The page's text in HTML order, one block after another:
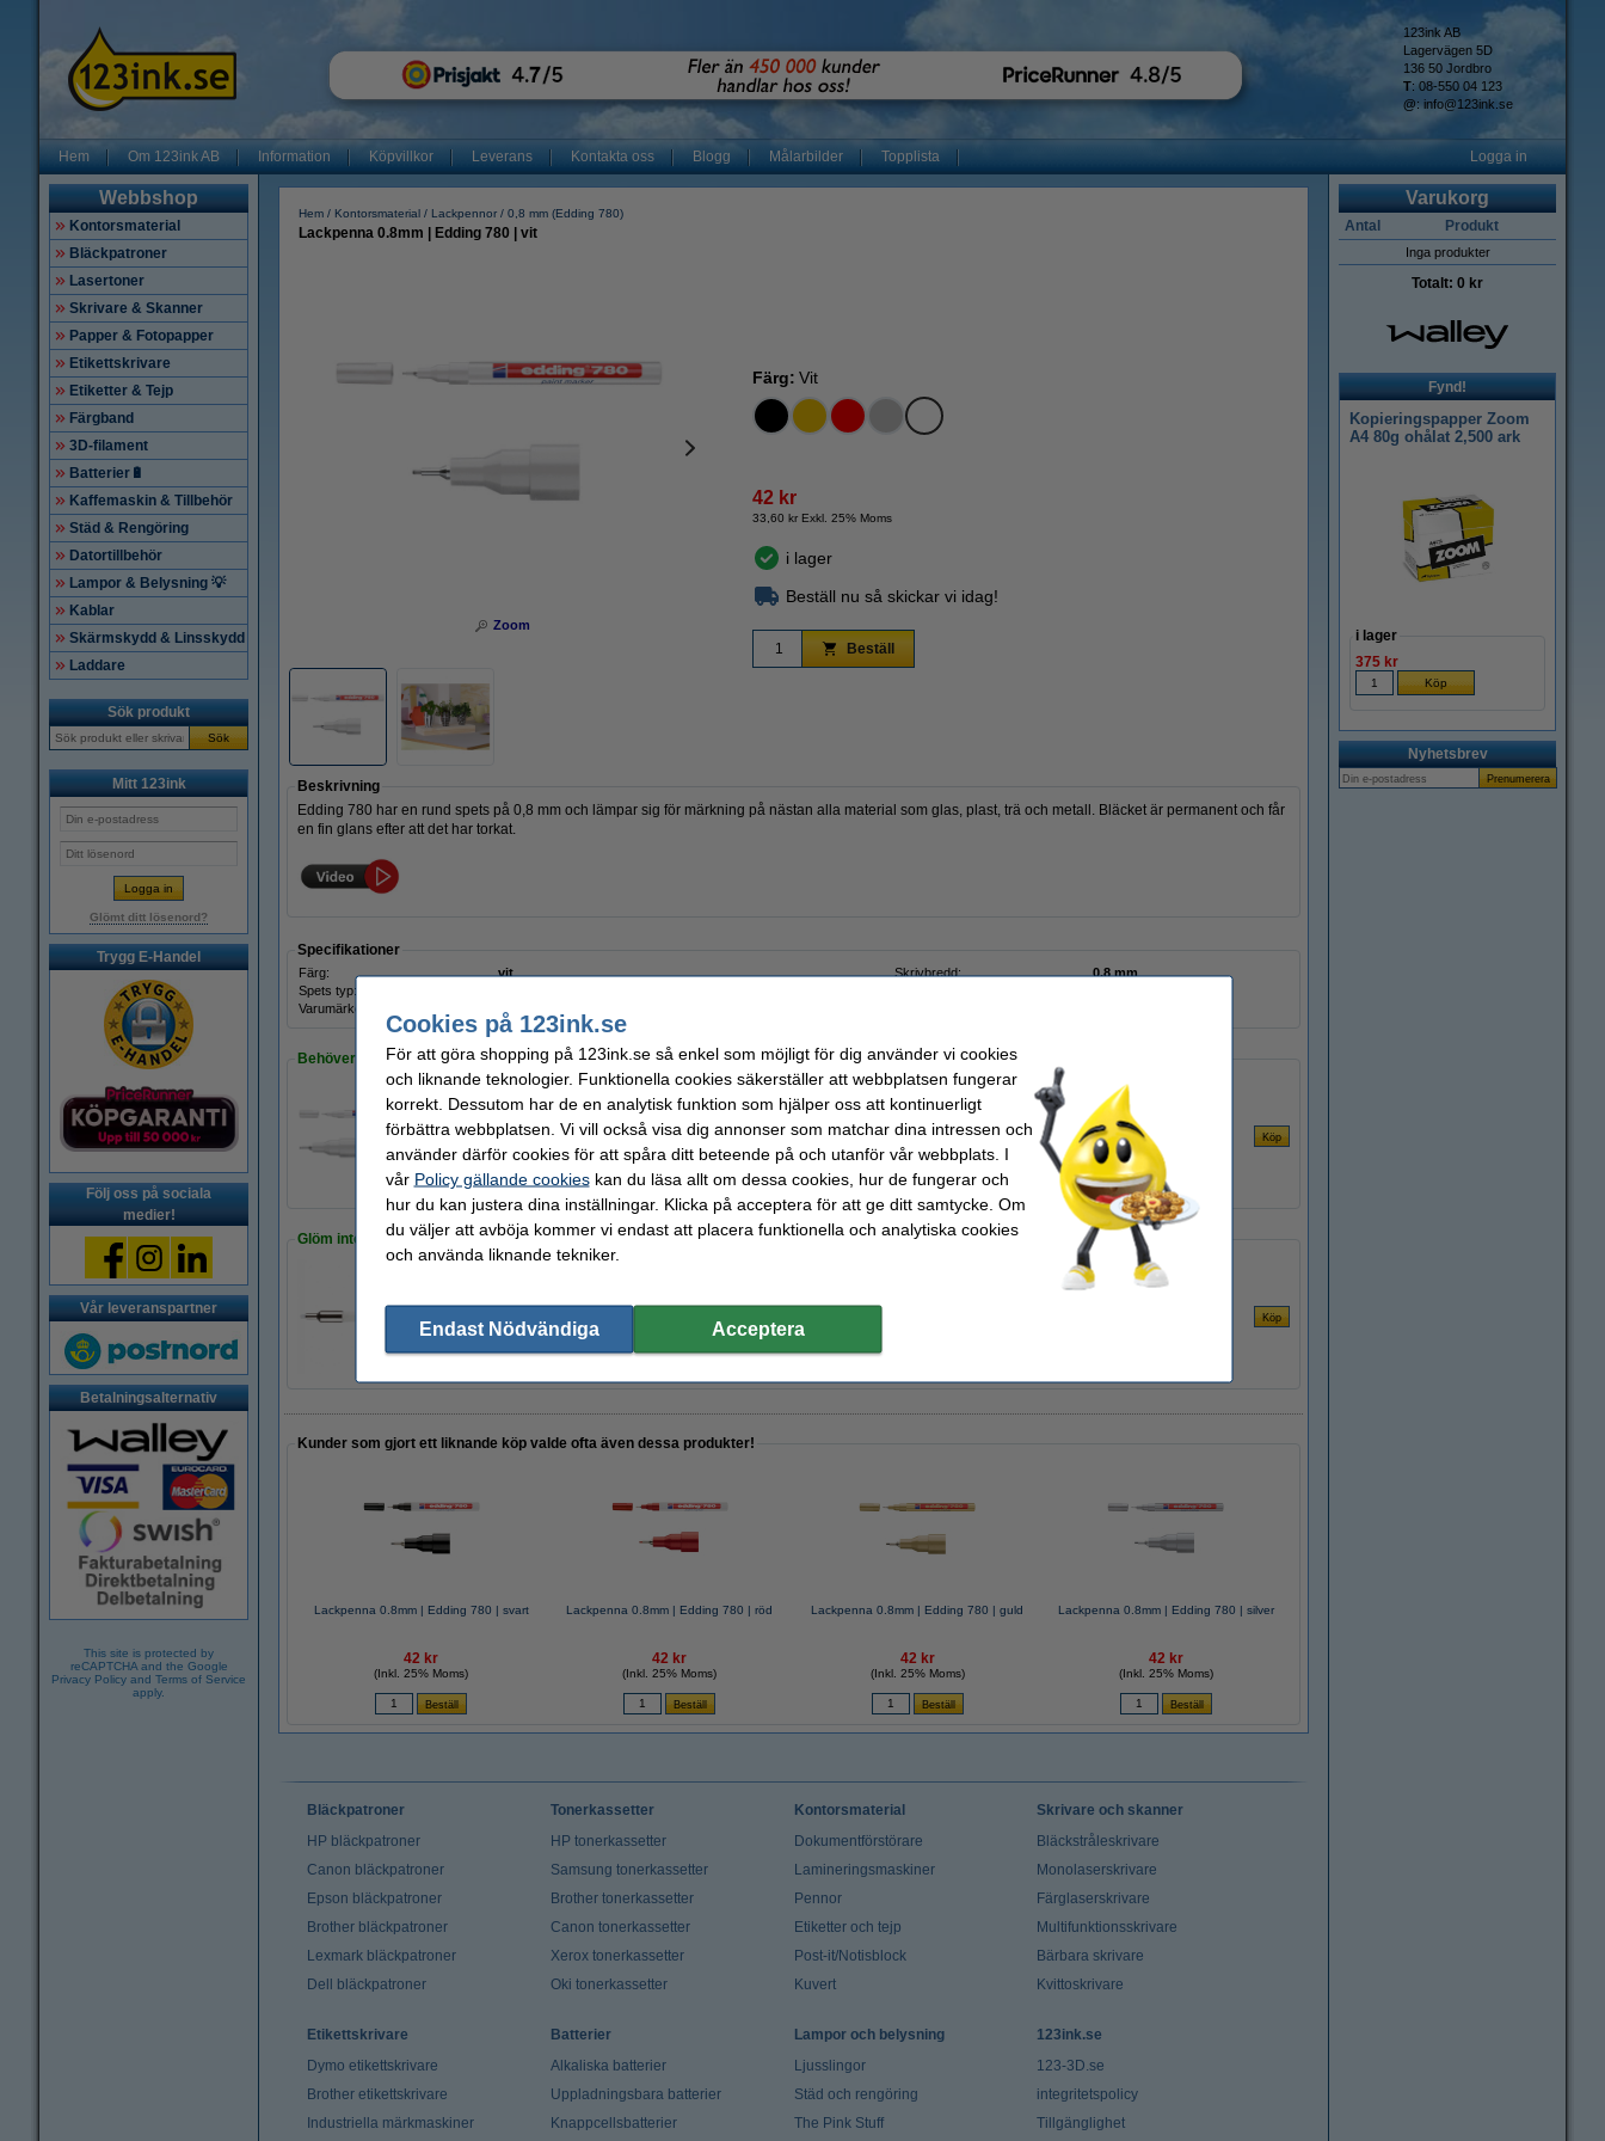
123ink AB
Lagervägen 5D
136 50 Jordbro
T: 08-550 04 123
@: info@123ink.se
Hem Om 123ink AB Information Köpvillkor Leverans Kontakta oss Blogg Målarbilder Topplista Logga in
Webbshop
Kontorsmaterial
Bläckpatroner
Lasertoner
Skrivare & Skanner
Papper & Fotopapper
Etikettskrivare
Etiketter & Tejp
Färgband
3D-filament
Batterier🔋
Kaffemaskin & Tillbehör
Städ & Rengöring
Datortillbehör
Lampor & Belysning 💡
Kablar
Skärmskydd & Linsskydd
Laddare
Sök produkt
Sök
Mitt 123ink
Glömt ditt lösenord?
Trygg E-Handel
Följ oss på sociala
medier!
Vår leveranspartner
Betalningsalternativ
This site is protected by
reCAPTCHA and the Google
Privacy Policy and Terms of Service
apply.
Hem Kontorsmaterial Lackpennor 0,8 mm (Edding 780)
Lackpenna 0.8mm | Edding 780 | vit
Zoom
Färg: Vit
42 kr
33,60 kr Exkl. 25% Moms
i lager
Beställ nu så skickar vi idag!
Beställ
Beskrivning
Edding 780 har en rund spets på 0,8 mm och lämpar sig för märkning på nästan alla material som glas, plast, trä och metall. Bläcket är permanent och får
en fin glans efter att det har torkat.
Specifikationer
Färg: vit Skrivbredd:
0,8 mm
Spets typ:
Varumärke:
Behöver du fler?
Köp 10stför endast
320 kr
Glöm inte att beställa!
Reservspets | Edding 780 | 10st
85 kr
Kunder som gjort ett liknande köp valde ofta även dessa produkter!
Lackpenna 0.8mm | Edding 780 | svart
42 kr
(Inkl. 25% Moms)
Lackpenna 0.8mm | Edding 780 | röd
42 kr
(Inkl. 25% Moms)
Lackpenna 0.8mm | Edding 780 | guld
42 kr
(Inkl. 25% Moms)
Lackpenna 0.8mm | Edding 780 | silver
42 kr
(Inkl. 25% Moms)
Varukorg
Antal Produkt
Inga produkter
Totalt: 0 kr
Fynd!
Kopieringspapper Zoom
A4 80g ohålat 2,500 ark
i lager
375 kr
Nyhetsbrev
Bläckpatroner
HP bläckpatroner
Canon bläckpatroner
Epson bläckpatroner
Brother bläckpatroner
Lexmark bläckpatroner
Dell bläckpatroner
Tonerkassetter
HP tonerkassetter
Samsung tonerkassetter
Brother tonerkassetter
Canon tonerkassetter
Xerox tonerkassetter
Oki tonerkassetter
Kontorsmaterial
Dokumentförstörare
Lamineringsmaskiner
Pennor
Etiketter och tejp
Post-it/Notisblock
Kuvert
Skrivare och skanner
Bläckstråleskrivare
Monolaserskrivare
Färglaserskrivare
Multifunktionsskrivare
Bärbara skrivare
Kvittoskrivare
Etikettskrivare
Dymo etikettskrivare
Brother etikettskrivare
Industriella märkmaskiner
Batterier
Alkaliska batterier
Uppladningsbara batterier
Knappcellsbatterier
Lampor och belysning
Ljusslingor
Städ och rengöring
The Pink Stuff
123ink.se
123-3D.se
integritetspolicy
Tillgänglighet
Cookies på 123ink.se
För att göra shopping på 123ink.se så enkel som möjligt för dig använder vi cookies
och liknande teknologier. Funktionella cookies säkerställer att webbplatsen fungerar
korrekt. Dessutom har de en analytisk funktion som hjälper oss att kontinuerligt
förbättra webbplatsen. Vi vill också visa dig annonser som matchar dina intressen och
använder därför cookies för att spåra ditt beteende på och utanför vår webbplats. I
vår Policy gällande cookieskan du läsa allt om dessa cookies, hur de fungerar och
hur du kan justera dina inställningar. Klicka på acceptera för att ge ditt samtycke. Om
du väljer att avböja kommer vi endast att placera funktionella och analytiska cookies
och använda liknande tekniker.
Endast Nödvändiga Acceptera